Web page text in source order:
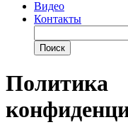
Видео
Контакты
Политика